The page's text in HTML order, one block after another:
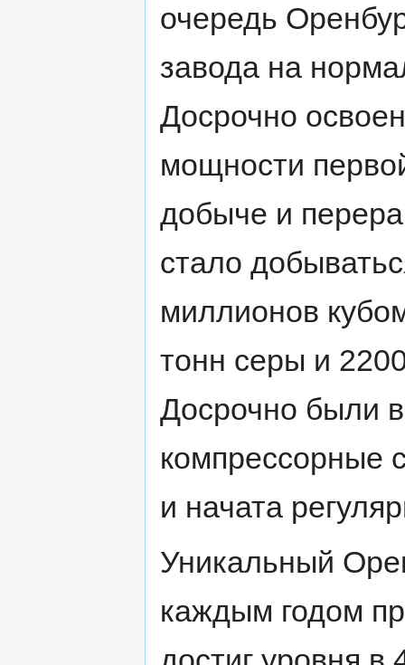
очередь
завода на
Досрочно
мощности
добыче и
стало
миллионов
тонн серы и
Досрочно были
компрессорные
и начата
Уникальный
каждым годом